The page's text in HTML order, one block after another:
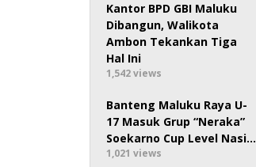
Kantor BPD GBI Maluku
Dibangun, Walikota
Ambon Tekankan Tiga
Hal Ini
1,542 views
Banteng Maluku Raya U-
17 Masuk Grup “Neraka”
Soekarno Cup Level Nasi…
1,021 views